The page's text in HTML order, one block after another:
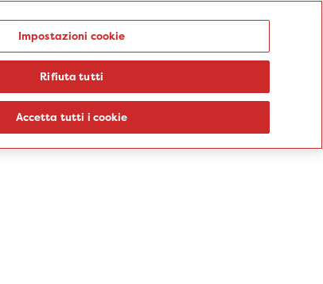
Punti prelievo
Sedi Percorsi Aziende Informazioni
Impostazioni cookie
Rifiuta tutti
Accetta tutti i cookie